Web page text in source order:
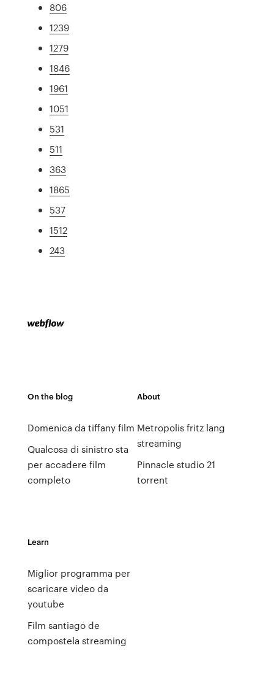
806
1239
1279
1846
1961
1051
531
511
363
1865
537
1512
243
On the blog
Domenica da tiffany film
Qualcosa di sinistro sta
per accadere film
completo
About
Metropolis fritz lang
streaming
Pinnacle studio 21
torrent
Learn
Miglior programma per
scaricare video da
youtube
Film santiago de
compostela streaming